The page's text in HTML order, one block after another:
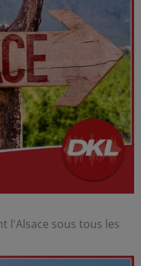
l'Alsace sous tous les